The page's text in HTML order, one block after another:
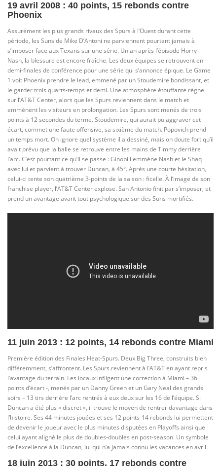
19 avril 2008 : 40 points, 15 rebonds contre
Phoenix
Assurément les plus grands rivaux des Spurs à l’Ouest durant cette
période, les Suns de Mike D’Antoni ne parviennent pourtant jamais à
s’imposer face aux Texans sur une série. Un an après l’épisode Horry-
Nash, la blessure est encore fraîche. Les deux équipes se retrouvent en
demi-finales de conférence pour une série qui s’annonce épique. Le Game
1 voit Phoenix prendre le lead, emmené par un Stoudemire bondissant, et
le garder trois quarts-temps et demi. Une atmosphère étouffante règne
sur l’AT&T Center, alors que les Spurs reviennent dans le match et
emmènent les visiteurs en prolongation. Les Spurs sont menés de trois
points à 12 secondes du terme. Stoudemire, qui aurait pu aggraver cet
écart, commet une faute offensive, sa sixième du match. Popovich prend
un temps mort. On ignore quel système il a dessiné, mais on doute fort qu’il
avait prévu que la balle se retrouve entre les mains de Timmy derrière
l’arc. C’est pourtant ce qu’il se passe : Ginobili emmène Nash et le Shaq
avec lui et parvient à trouver Duncan, à 45°. Après une courte hésitation,
celui-ci tente son quatrième 3-points de la saison : ficelle. À l’image de son
franchise player, l’AT&T Center explose. San Antonio finit par s’imposer, et
prend un avantage avant tout psychologique sur des Suns mortifiés.
11 juin 2013 : 12 points, 14 rebonds contre Miami
Première édition des Finales Heat-Spurs. Deux Big Three, construits bien
différemment, s’affrontent. Les Spurs reviennent à l’AT&T en ayant repris
l’avantage du terrain. Les locaux infligent une correction à Miami – 36
points d’écart -, menés par un Danny Green et un Gary Neal des grands
soirs – 13 tirs derrière l’arc rentrés à eux deux sur les 16 de l’équipe. Si
Duncan a été plus « discret », il trouve le moyen de rentrer davantage dans
l’histoire. Ses 44 minutes jouées et ses 12 points-14 rebonds lui permettent
de devenir le joueur avec le plus minutes disputées en Playoffs ainsi que
celui ayant aligné le plus de doubles-doubles en post-season. Un symbole
de l’excellence à la Duncan, lui qui n’a jamais connu les vacances en avril.
18 juin 2013 : 30 points, 17 rebonds contre